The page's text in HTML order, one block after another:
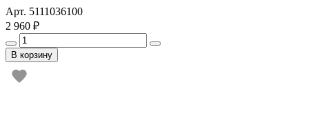
Арт. 5111036100
2 960 ₽
В корзину